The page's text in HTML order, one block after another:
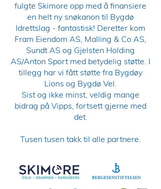
fulgte Skimore opp med å finansiere
en helt ny snøkanon til Bygdø
Idrettslag - fantastisk! Deretter kom
Fram Eiendom AS, Malling & Co AS,
Sundt AS og Gjelsten Holding
AS/Anton Sport med betydelig støtte. I
tillegg har vi fått støtte fra Bygdøy
Lions og Bygdø Vel.
Sist og ikke minst, veldig mange
bidrag på Vipps, fortsett gjerne med
det.
Tusen tusen takk til alle partnere.